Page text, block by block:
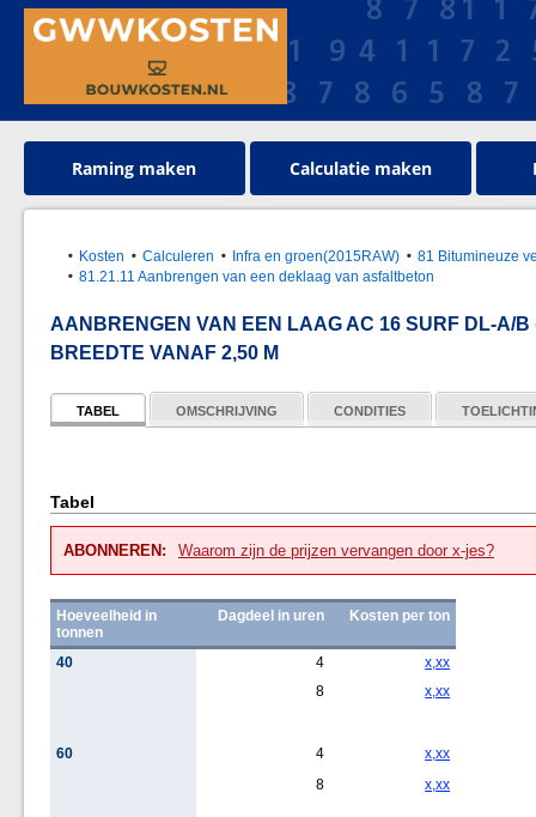
Raming maken Calculatie maken
Kosten Calculeren Infra en groen(2015RAW)
81 Bitumineuze
81.21.11 Aanbrengen van een deklaag van asfaltbeton
AANBRENGEN VAN EEN LAAG AC 16 SURF DL-A/
BREEDTE VANAF 2,50 M
TABEL OMSCHRIJVING CONDITIES
Tabel
ABONNEREN: Waarom zijn de prijzen vervangen door x-jes?
Hoeveelheid in
tonnen
Dagdeel in uren Kosten per ton
40 4
x,xx
8
x,xx
60 4
x,xx
8
x,xx